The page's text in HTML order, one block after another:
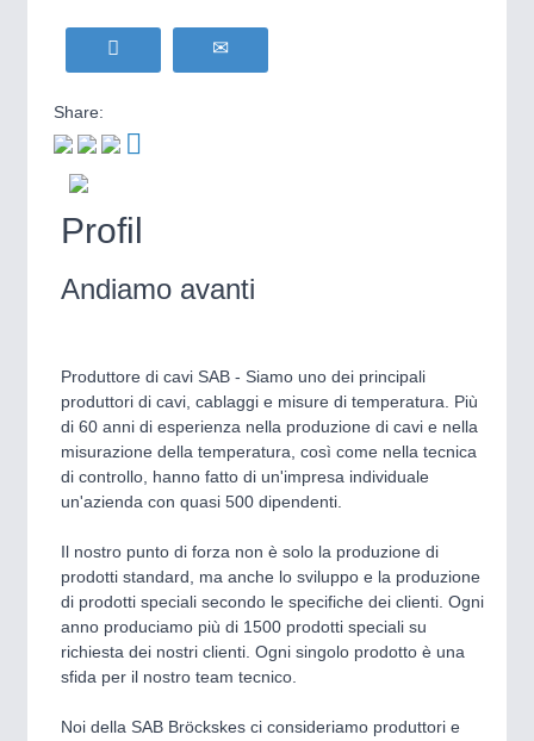
21XX
PROCESS INDUSTRY
PLASTICS21XX
ROBOTICS21XX
Industrial Robotics & Research
SENSORS & CONTROLS21XX
Processing & Motion Sensors
VISION21XX
WIND ENERGY
Biomass, Biogas, Biofuel & CHP
Yachting & Water Sports
AVIATION21XX
Airplanes & Industry Suppliers
Share:
Profil
Andiamo avanti
Produttore di cavi SAB - Siamo uno dei principali
produttori di cavi, cablaggi e misure di temperatura. Più
di 60 anni di esperienza nella produzione di cavi e nella
misurazione della temperatura, così come nella tecnica
di controllo, hanno fatto di un'impresa individuale
un'azienda con quasi 500 dipendenti.
Il nostro punto di forza non è solo la produzione di
prodotti standard, ma anche lo sviluppo e la produzione
di prodotti speciali secondo le specifiche dei clienti. Ogni
anno produciamo più di 1500 prodotti speciali su
richiesta dei nostri clienti. Ogni singolo prodotto è una
sfida per il nostro team tecnico.
Noi della SAB Bröckskes ci consideriamo produttori e